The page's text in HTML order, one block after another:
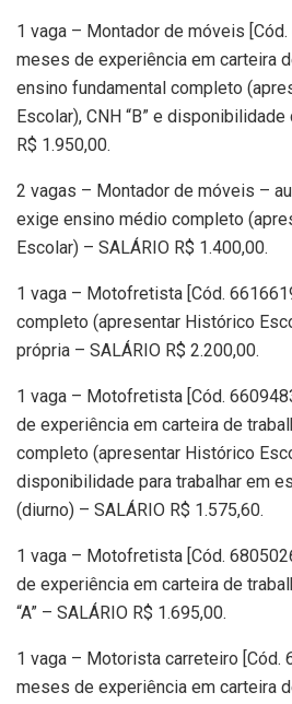
1 vaga – Montador de móveis
meses de experiência em carteira
ensino fundamental completo
Escolar), CNH “B” e
R$ 1.950,00.
2 vagas – Montador de móveis –
exige ensino médio completo
Escolar) – SALÁRIO R$ 1.400,00.
1 vaga – Motofretista [Cód.
completo (apresentar Histórico
própria – SALÁRIO R$ 2.200,00.
1 vaga – Motofretista [Cód.
de experiência em carteira de
completo (apresentar Histórico
disponibilidade para trabalhar em
(diurno) – SALÁRIO R$ 1.575,60.
1 vaga – Motofretista [Cód.
de experiência em carteira de
“A” – SALÁRIO R$ 1.695,00.
1 vaga – Motorista carreteiro
meses de experiência em carteira